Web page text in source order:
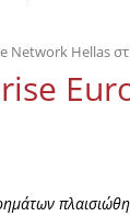
Network Hellas